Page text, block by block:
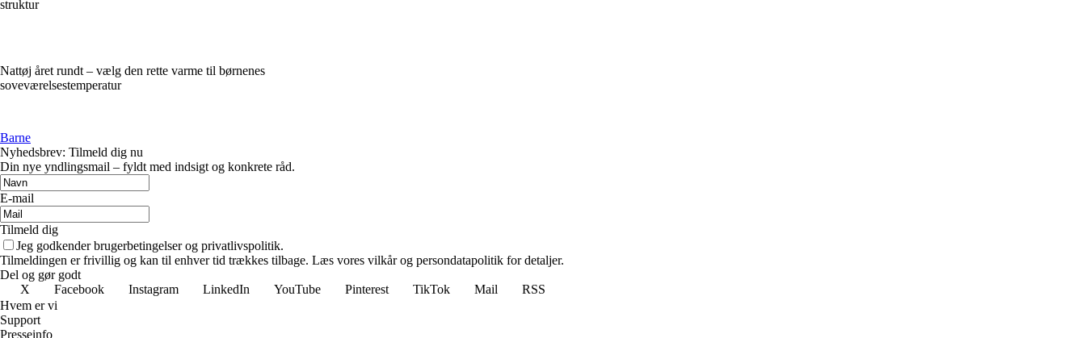
struktur
Nattøj året rundt – vælg den rette varme til børnenes
soveværelsestemperatur
Barne
Nyhedsbrev: Tilmeld dig nu
Din nye yndlingsmail – fyldt med indsigt og konkrete råd.
E-mail
Tilmeld dig
Jeg godkender brugerbetingelser og privatlivspolitik.
Tilmeldingen er frivillig og kan til enhver tid trækkes tilbage. Læs vores vilkår og persondatapolitik for detaljer.
Del og gør godt
X
Facebook Instagram LinkedIn YouTube Pinterest TikTok Mail
RSS
Hvem er vi
Support
Presseinfo